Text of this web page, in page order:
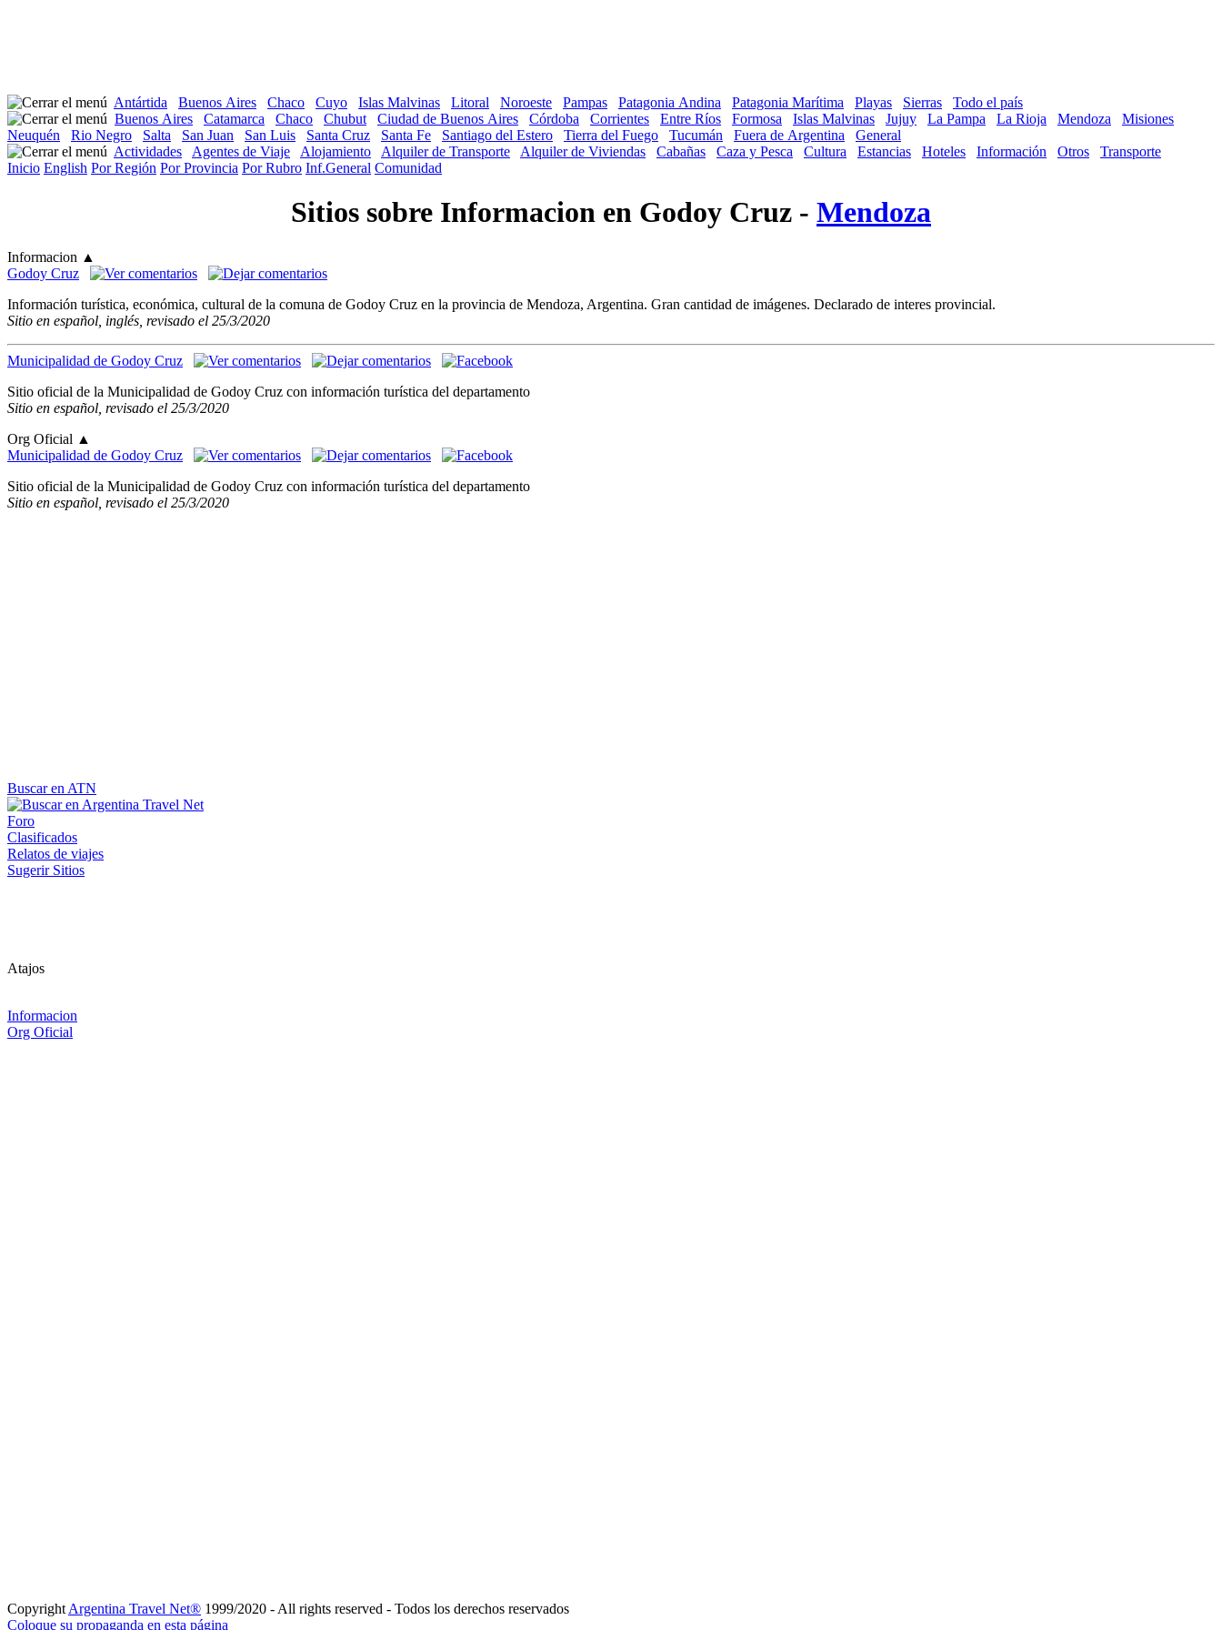
Antártida Buenos Aires Chaco Cuyo Islas Malvinas Litoral Noroeste Pampas Patagonia Andina Patagonia Marítima Playas Sierras
Todo el país
Buenos Aires
Catamarca Chaco Chubut Ciudad de Buenos Aires Córdoba Corrientes Entre Ríos Formosa Islas Malvinas Jujuy La Pampa La Rioja Mendoza
Misiones
Neuquén
Rio Negro Salta San Juan San Luis Santa Cruz Santa Fe Santiago del Estero Tierra del Fuego Tucumán Fuera de Argentina
General
Actividades
Agentes de Viaje Alojamiento Alquiler de Transporte Alquiler de Viviendas Cabañas Caza y Pesca Cultura Estancias Hoteles Información Otros
Transporte
Inicio English Por Región Por Provincia Por Rubro Inf.General Comunidad
Sitios sobre Informacion en Godoy Cruz - Mendoza
Informacion ▲
Godoy Cruz
Información turística, económica, cultural de la comuna de Godoy Cruz en la provincia de Mendoza, Argentina. Gran cantidad de imágenes. Declarado de interes provincial.
Sitio en español, inglés, revisado el 25/3/2020
Municipalidad de Godoy Cruz
Sitio oficial de la Municipalidad de Godoy Cruz con información turística del departamento
Sitio en español, revisado el 25/3/2020
Org Oficial ▲
Municipalidad de Godoy Cruz
Sitio oficial de la Municipalidad de Godoy Cruz con información turística del departamento
Sitio en español, revisado el 25/3/2020
Buscar en ATN
Foro
Clasificados
Relatos de viajes
Sugerir Sitios
Atajos
Informacion
Org Oficial
Copyright Argentina Travel Net® 1999/2020 - All rights reserved - Todos los derechos reservados
Coloque su propaganda en esta página